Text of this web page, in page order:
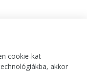
cookie-kat
akkor